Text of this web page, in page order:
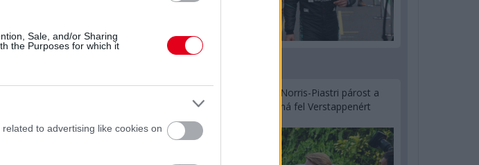
Sale, and/or Sharing
the Purposes for which it
to advertising like cookies on
Mercedes szintjén
Hakkinen megtartaná a Norris-Piastri párost a
McLarennél, nem borítaná fel Verstappenért